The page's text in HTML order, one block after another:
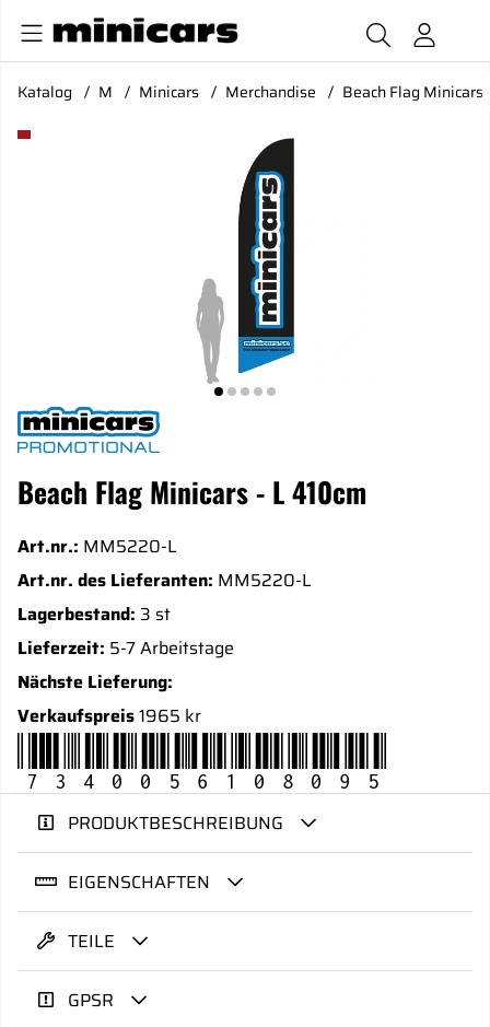
Katalog M Minicars Merchandise Beach Flag Minicars
Produktbilder Beach Flag Minicars - L 410cm
Beach Flag Minicars - L 410cm
Art.nr.: MM5220-L
Art.nr. des Lieferanten: MM5220-L
Lagerbestand: 3 st
Lieferzeit: 5-7 Arbeitstage
Nächste Lieferung:
Verkaufspreis1965 kr
7340056108095
PRODUKTBESCHREIBUNG
EIGENSCHAFTEN
TEILE
GPSR